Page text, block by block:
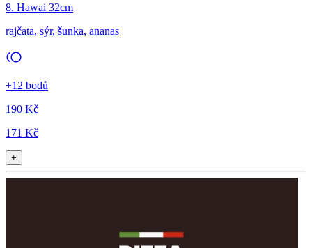
8. Hawai 32cm
rajčata, sýr, šunka, ananas
+12 bodů
190 Kč
171 Kč
+